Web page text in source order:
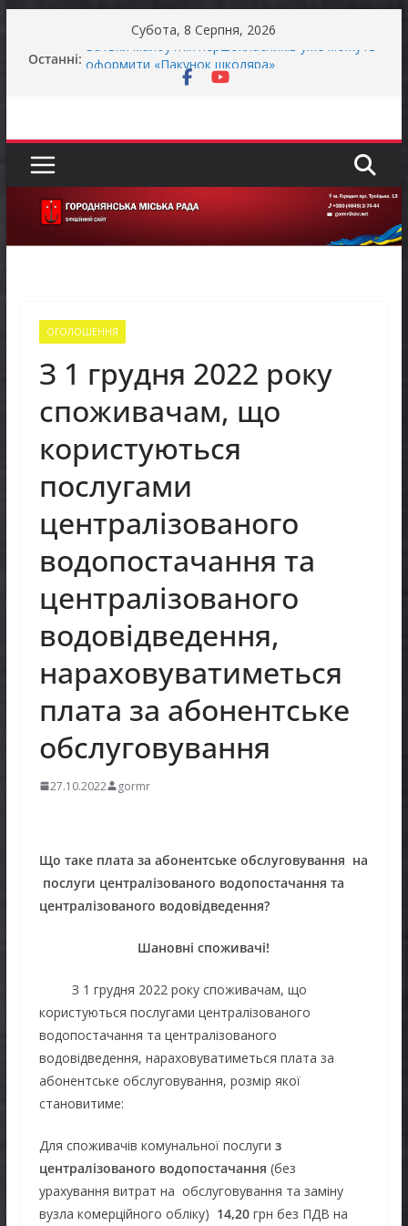
Субота, 8 Серпня, 2026
Останні: Батьки майбутніх першокласників уже можуть
оформити «Пакунок школяра»
прав людини проводить опитування щодо
реалізації права осіб з інвалідністю на працю
Захищай небо Чернігівщини!
ОГОЛОШЕННЯ
З 1 грудня 2022 року
споживачам, що
користуються
послугами
централізованого
водопостачання та
централізованого
водовідведення,
нараховуватиметься
плата за абонентське
обслуговування
27.10.2022 gormr
Що таке плата за абонентське обслуговування на
послуги централізованого водопостачання та
централізованого водовідведення?
Шановні споживачі!
З 1 грудня 2022 року споживачам, що
користуються послугами централізованого
водопостачання та централізованого
водовідведення, нараховуватиметься плата за
абонентське обслуговування, розмір якої
становитиме:
Для споживачів комунальної послуги з
централізованого водопостачання (без
урахування витрат на обслуговування та заміну
вузла комерційного обліку) 14,20грн без ПДВ на